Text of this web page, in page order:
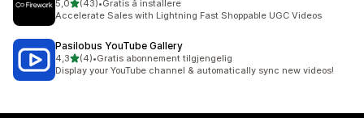
5,0av 5 stjerner
(43)
Totalt 43 omtaler
•Gratis å installere
Accelerate Sales with Lightning Fast Shoppable UGC Videos
Pasilobus YouTube Gallery
4,3av 5 stjerner
(4)
Totalt 4 omtaler
•Gratis abonnement tilgjengelig
Display your YouTube channel & automatically sync new videos!